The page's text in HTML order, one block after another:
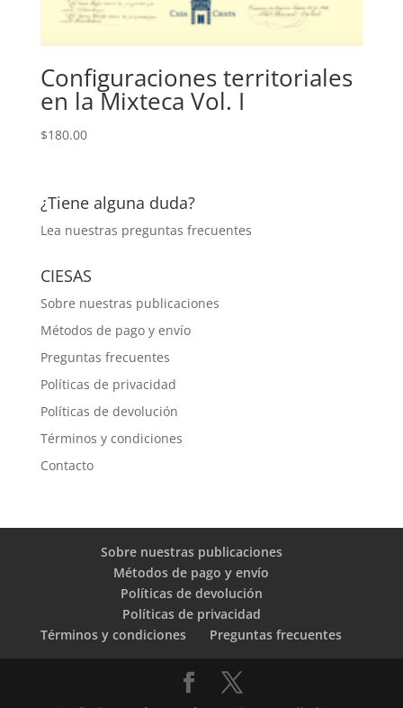
Configuraciones territoriales
en la Mixteca Vol. I
$180.00
¿Tiene alguna duda?
Lea nuestras preguntas frecuentes
CIESAS
Sobre nuestras publicaciones
Métodos de pago y envío
Preguntas frecuentes
Políticas de privacidad
Políticas de devolución
Términos y condiciones
Contacto
Sobre nuestras publicaciones
Métodos de pago y envío
Políticas de devolución
Políticas de privacidad
Términos y condiciones
Preguntas frecuentes